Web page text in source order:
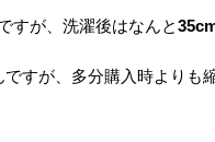
すが、洗濯後はなんと
すが、多分購入時よりも